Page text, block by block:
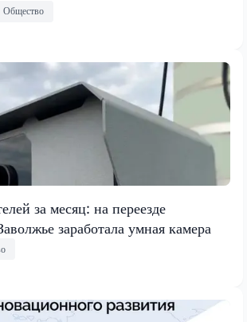
Общество
за месяц: на переезде
заработала умная камера